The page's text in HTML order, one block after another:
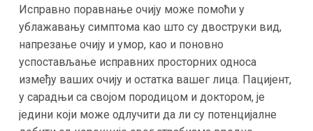
Исправно поравнање очију може помоћи у
ублажавању симптома као што су двоструки вид,
напрезање очију и умор, као и поновно
успостављање исправних просторних односа
између ваших очију и остатка вашег лица. Пацијент,
у сарадњи са својом породицом и доктором, је
једини који може одлучити да ли су потенцијалне